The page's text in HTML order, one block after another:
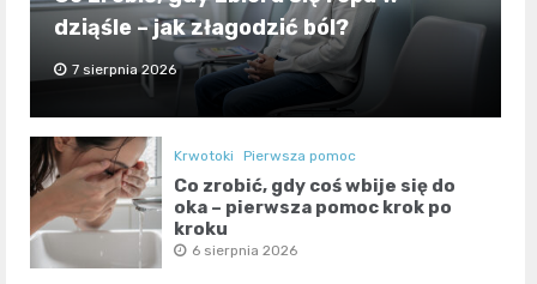
dziąśle – jak złagodzić ból?
7 sierpnia 2026
Krwotoki Pierwsza pomoc
Co zrobić, gdy coś wbije się do
oka – pierwsza pomoc krok po
kroku
6 sierpnia 2026